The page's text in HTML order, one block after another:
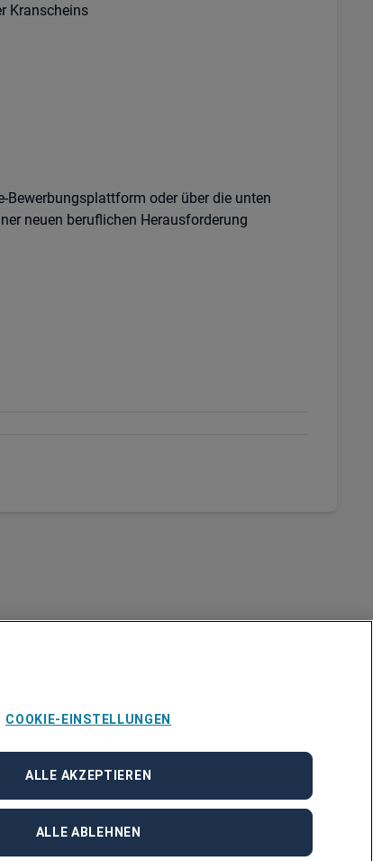
Kranscheins
Bewerbungsplattform oder über die unten
neuen beruflichen Herausforderung
Über Adecco
ÜBER UNS
BLOG
PRESSE
COOKIE-EINSTELLUNGEN
ALLE ABLEHNEN
ALLE AKZEPTIEREN